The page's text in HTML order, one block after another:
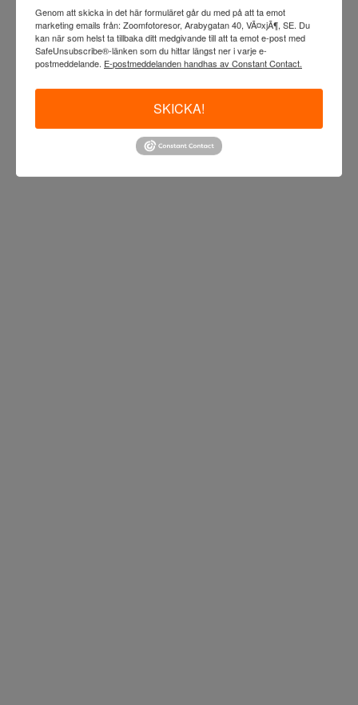
Genom att skicka in det här formuläret går du med på att ta emot
marketing emails från: Zoomfotoresor, Arabygatan 40, VÃ¤xjÃ¶, SE. Du
kan när som helst ta tillbaka ditt medgivande till att ta emot e-post med
SafeUnsubscribe®-länken som du hittar längst ner i varje e-
postmeddelande. E-postmeddelanden handhas av Constant Contact.
SKICKA!